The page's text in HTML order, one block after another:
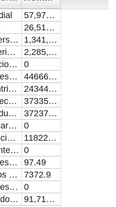
57,973,112.49
26,510,569.15
Diversiones y espacios públicos
1,341,210.90
Loterias, rifas y sorteos
2,285,692.67
Adicional
0
Accesorios de impuestos
4466691.14
Contribuciones de mejoras
243448.83
Derechos
37335406.75
Productos
3723722.86
Recargos
0
Sanciones
11822115.51
Reintegros e indeminizaciones 0
Accesorios de Aprovechamientos
97.49
Otros aprovechamientos
7372.9
Ingresos extraordinarios
0
Fondo para incentivar y estimular la recaudación municipal (FIERM) Fondo de Fomento Municipal
91,713,800.49